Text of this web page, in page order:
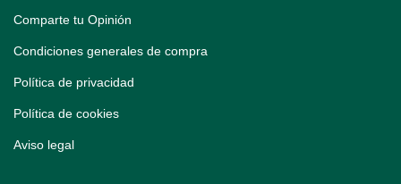
Comparte tu Opinión
Condiciones generales de compra
Política de privacidad
Política de cookies
Aviso legal